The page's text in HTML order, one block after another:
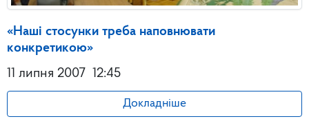
«Наші стосунки треба наповнювати
конкретикою»
11 липня 2007 12:45
Докладніше